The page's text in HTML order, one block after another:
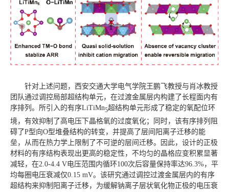
针对上述问题，西安交通大学电气学院王鹏飞教授与肖冰教授
团队通过调控局部超结构单元，在过渡金属层内构建了长程面内有
序排列。所引入的有序LiTiMn5超结构单元形成了稳定的氧配位环
境，有效抑制了高电压下晶格氧的过度氧化；同时，该有序排列阻
碍了P型向O型堆叠结构的转变，并提高了层间阳离子迁移的能
垒，从而在热力学上限制了不可逆的层间迁移。因此，设计的正极
材料的有序结构表现出更高的稳定性，不均匀的晶格应变积累显著
减轻，在2.0-4.4 V电压范围内循环100次后容量保持率达96.3%，平
均每圈电压衰减仅0.15 mV。该研究通过调控过渡金属层内的有序
超结构来抑制阳离子迁移，为缓解钠离子层状氧化物正极的电压衰